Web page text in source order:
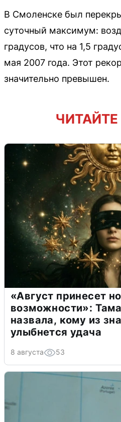
В Смоленске был
суточный максимум:
градусов, что на 1,5
мая 2007 года. Этот
значительно превышен.
«Август принесет
возможности»:
назвала, кому из
улыбнется удача
8 августа 53